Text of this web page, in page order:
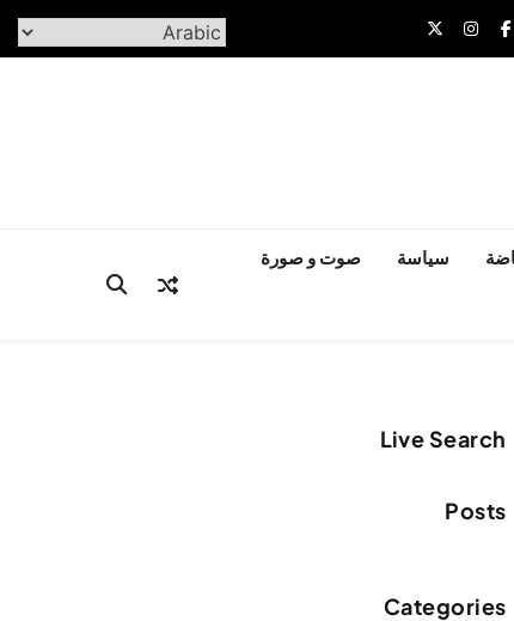
سياسة صوت و صورة
Live Search
Posts
Categories